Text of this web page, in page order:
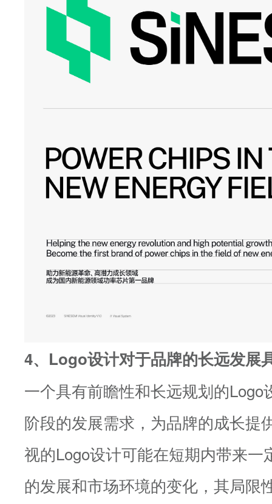
4、Logo设计对于品牌的长远发展
一个具有前瞻性和长远规划的Logo
阶段的发展需求，为品牌的成长提
视的Logo设计可能在短期内带来一
的发展和市场环境的变化，其局限